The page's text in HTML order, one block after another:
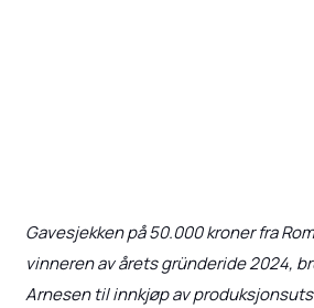
Gavesjekken på 50.000 kroner fra
vinneren av årets gründeride 2024,
Arnesen til innkjøp av